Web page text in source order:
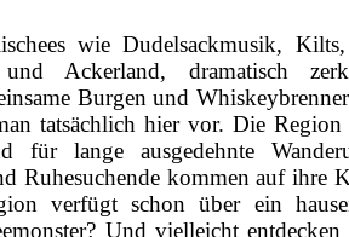
wie Dudelsackmusik,
Ackerland, dramatisch
Burgen und
tatsächlich hier vor. Die Region
für lange ausgedehnte
Ruhesuchende kommen auf ihre
verfügt schon über ein
Und vielleicht entdecken